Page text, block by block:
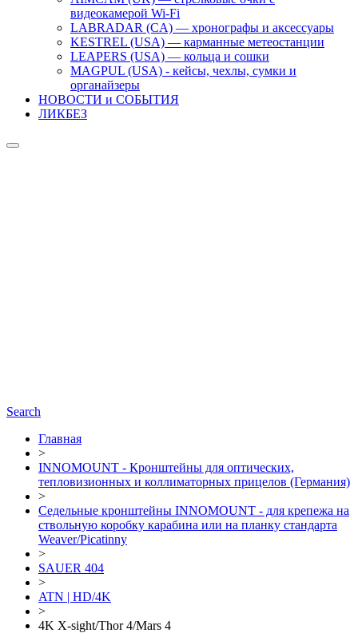
видеокамерой Wi-Fi
LABRADAR (CA) — хронографы и аксессуары
KESTREL (USA) — карманные метеостанции
LEAPERS (USA) — кольца и сошки
MAGPUL (USA) - кейсы, чехлы, сумки и
органайзеры
НОВОСТИ и СОБЫТИЯ
ЛИКБЕЗ
Search
Главная
>
INNOMOUNT - Кронштейны для оптических,
тепловизионных и коллиматорных прицелов (Германия)
>
Седельные кронштейны INNOMOUNT - для крепежа на
ствольную коробку карабина или на планку стандарта
Weaver/Picatinny
>
SAUER 404
>
ATN | HD/4K
>
4K X-sight/Thor 4/Mars 4